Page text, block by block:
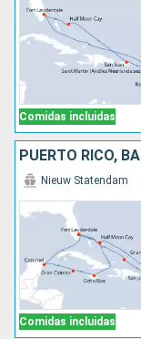
Comidas incluidas
Comidas incluidas
Nieuw Statendam